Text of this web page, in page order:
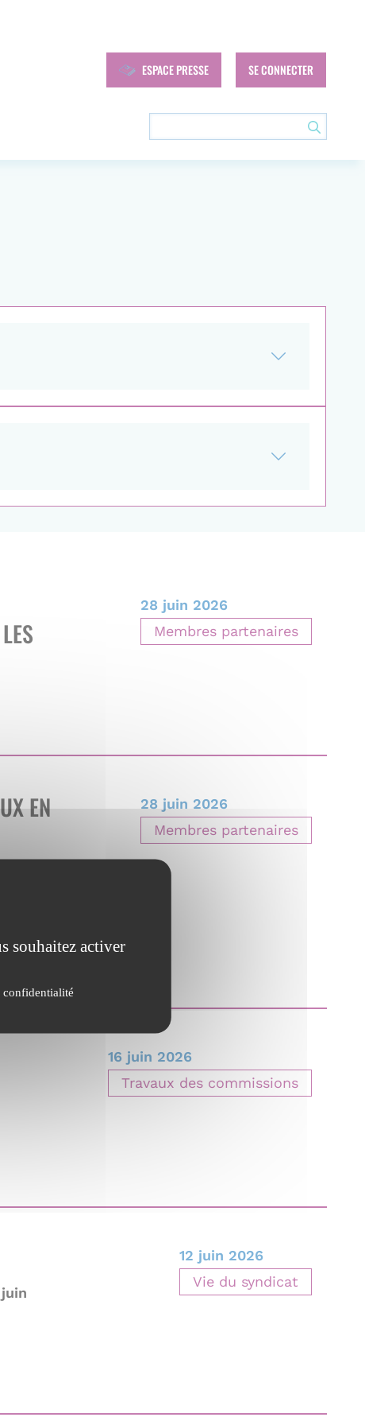
Navigation
secondaire
ESPACE PRESSE SE CONNECTER
28 juin 2026
Membres partenaires
EN
28 juin 2026
Membres partenaires
16 juin 2026
Travaux des commissions
12 juin 2026
Vie du syndicat
souhaitez activer
confidentialité